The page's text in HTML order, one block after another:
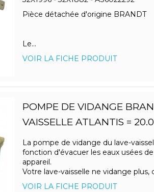
Pièce détachée d'origine BRANDT
Le...
VOIR LA FICHE PRODUIT
POMPE DE VIDANGE
VAISSELLE ATLANTIS =
La pompe de vidange du lave-
fonction d'évacuer les eaux usées
appareil.
Votre lave-vaisselle ne vidange plus,
VOIR LA FICHE PRODUIT